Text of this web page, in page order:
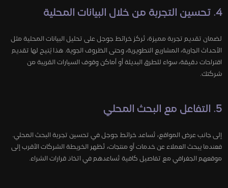
4. تحسين التجربة من خلال البيانات المحلية
لضمان تقديم تجربة مميزة، تُركز خرائط جوجل على تحليل البيانات المحلية مثل
الأحداث الجارية، المشاريع التطويرية، وحتى الظروف الجوية. هذا يُتيح لها تقديم
اقتراحات دقيقة، سواء للطرق البديلة أو أماكن وقوف السيارات القريبة من
شركتك.
5. التفاعل مع البحث المحلي
إلى جانب عرض المواقع، تُساعد خرائط جوجل في تحسين تجربة البحث المحلي.
فعندما يبحث العملاء عن خدمات أو منتجات، تُظهر الخريطة الشركات الأقرب إلى
موقعهم الجغرافي مع تفاصيل كافية تُساعدهم في اتخاذ قرارات الشراء.